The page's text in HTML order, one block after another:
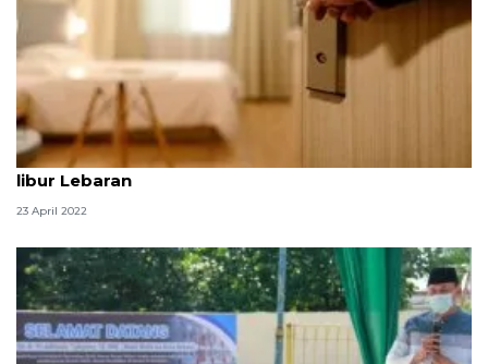
Reservasi hotel di Kota Batu baru 50 persen saat
libur Lebaran
23 April 2022